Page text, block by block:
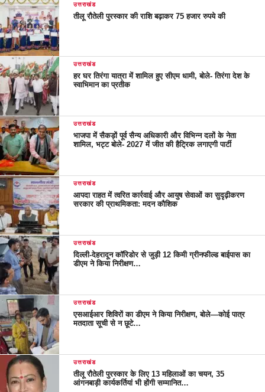
उत्तराखंड
तीलू रौतेली पुरस्कार की राशि बढ़ाकर 75 हजार रुपये की
उत्तराखंड
हर घर तिरंगा यात्रा में शामिल हुए सीएम धामी, बोले- तिरंगा देश के
स्वाभिमान का प्रतीक
उत्तराखंड
भाजपा में सैकड़ों पूर्व सैन्य अधिकारी और विभिन्न दलों के नेता
शामिल, भट्ट बोले- 2027 में जीत की हैट्रिक लगाएगी पार्टी
उत्तराखंड
आपदा राहत में त्वरित कार्रवाई और आयुष सेवाओं का सुदृढ़ीकरण
सरकार की प्राथमिकता: मदन कौशिक
उत्तराखंड
दिल्ली-देहरादून कॉरिडोर से जुड़ी 12 किमी ग्रीनफील्ड बाईपास का
डीएम ने किया निरीक्षण…
उत्तराखंड
एसआईआर शिविरों का डीएम ने किया निरीक्षण, बोले—कोई पात्र
मतदाता सूची से न छूटे…
उत्तराखंड
तीलू रौतेली पुरस्कार के लिए 13 महिलाओं का चयन, 35
आंगनबाड़ी कार्यकर्तियां भी होंगी सम्मानित…